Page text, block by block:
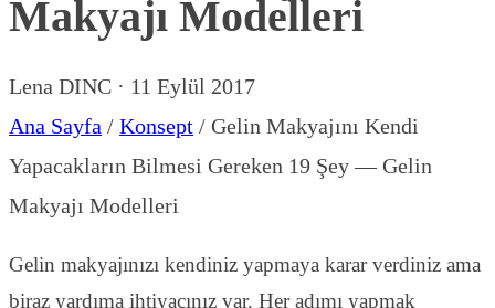
Makyajı Modelleri
Lena DINC · 11 Eylül 2017
Ana Sayfa / Konsept / Gelin Makyajını Kendi
Yapacakların Bilmesi Gereken 19 Şey — Gelin
Makyajı Modelleri
Gelin makyajınızı kendiniz yapmaya karar verdiniz ama
biraz yardıma ihtiyacınız var. Her adımı yapmak